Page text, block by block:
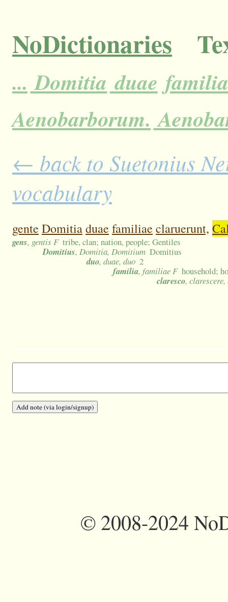
NoDictionaries
... Domitia duae
Aenobarborum.
← back to Suetonius
vocabulary
gente Domitiaduae familiae claruerunt,
gens, gentis F tribe, clan; nation, people; Gentiles
Domitius, Domitia, Domitium Domitius
duo, duae, duo 2
familia, familiae F household;
claresco,
©2008-2024